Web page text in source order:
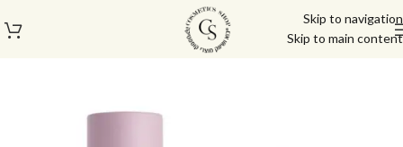
Skip to navigation
Skip to main content
עמוד הבית